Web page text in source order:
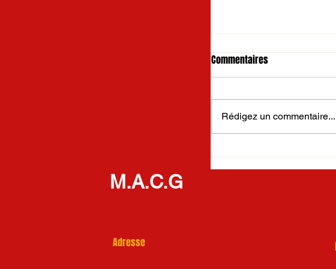
Tournoi Interquartiers
Commentaires
Rédigez un commentaire...
M.A.C.G
Adresse